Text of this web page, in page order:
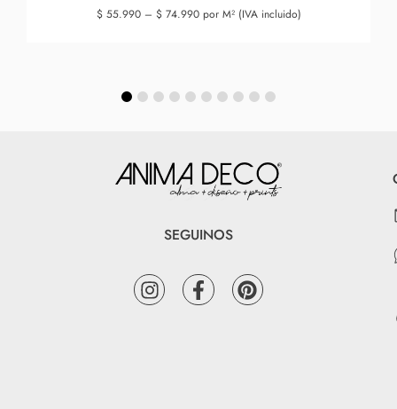
$55.990 – $74.990por M² (IVA incluido)
SEGUINOS